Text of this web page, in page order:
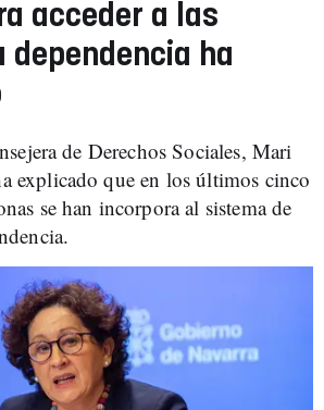
acceder a las
dependencia ha
de Derechos Sociales, Mari
explicado que en los últimos cinco
se han incorpora al sistema de